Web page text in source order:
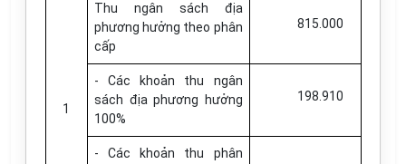
1
Thu ngân sách địa
phương hưởng theo phân
cấp
815.000
- Các khoản thu ngân
sách địa phương hưởng
100%
198.910
- Các khoản thu phân